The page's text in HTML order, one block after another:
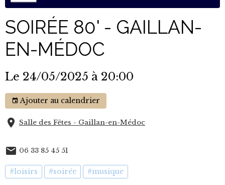
SOIRÉE 80' - GAILLAN-
EN-MÉDOC
Le 24/05/2025 à 20:00
Ajouter au calendrier
Salle des Fêtes - Gaillan-en-Médoc
06 33 85 45 51
#loisirs #soirée #musique